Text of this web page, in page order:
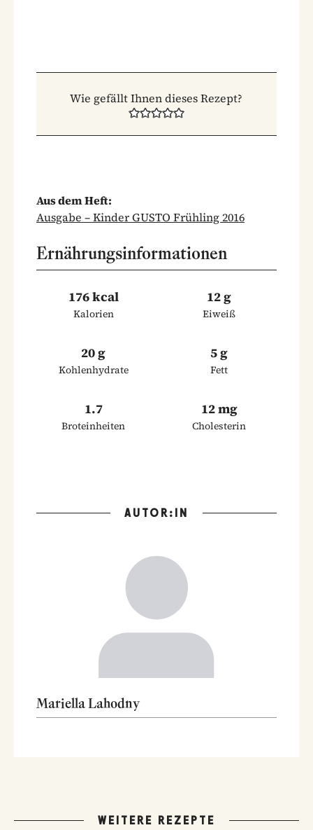
Wie gefällt Ihnen dieses Rezept?
Aus dem Heft:
Ausgabe – Kinder GUSTO Frühling 2016
Ernährungsinformationen
176 kcal
Kalorien
12 g
Eiweiß
20 g
Kohlenhydrate
5 g
Fett
1.7
Broteinheiten
12 mg
Cholesterin
AUTOR:IN
Mariella Lahodny
WEITERE REZEPTE